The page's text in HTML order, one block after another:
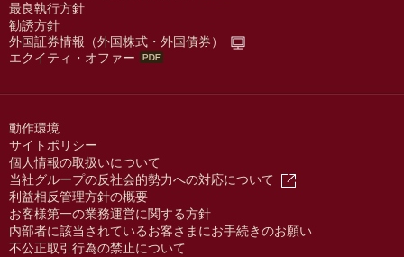
最良執行方針
勧誘方針
外国証券情報（外国株式・外国債券）
エクイティ・オファー
動作環境
サイトポリシー
個人情報の取扱いについて
当社グループの反社会的勢力への対応について
利益相反管理方針の概要
お客様第一の業務運営に関する方針
内部者に該当されているお客さまにお手続きのお願い
不公正取引行為の禁止について